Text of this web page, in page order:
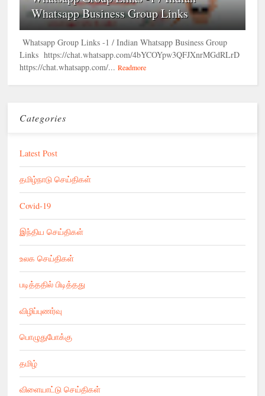
Whatsapp Business Group Links
Whatsapp Group Links -1 / Indian Whatsapp Business Group
Links https://chat.whatsapp.com/4bYCOYpw3QFJXnrMGdRLrD
https://chat.whatsapp.com/... Readmore
Categories
Latest Post
தமிழ்நாடு செய்திகள்
Covid-19
இந்திய செய்திகள்
உலக செய்திகள்
படித்ததில் பிடித்தது
விழிப்புணர்வு
பொழுதுபோக்கு
தமிழ்
விளையாட்டு செய்திகள்